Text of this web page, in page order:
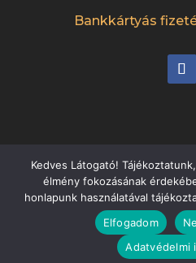
Bankkártyás
Készítette:
Kedves Látogató!
élmény fokozásának
honlapunk használatával
Elfogadom
Adatvédelmi